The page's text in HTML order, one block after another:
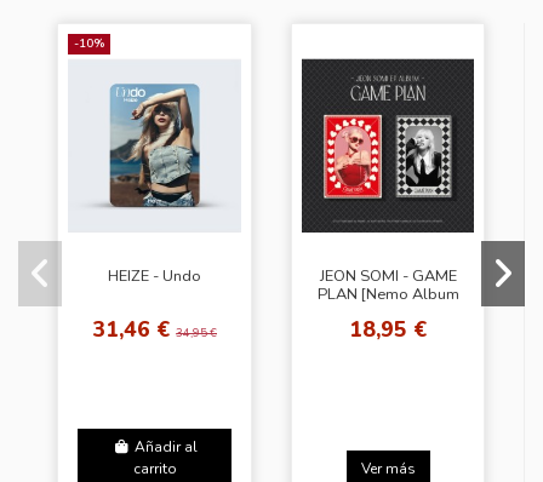
-10%
HEIZE - Undo
31,46 €34,95 €
Añadir al
carrito
JEON SOMI - GAME
PLAN [Nemo Album
Cover]
18,95 €
Ver más